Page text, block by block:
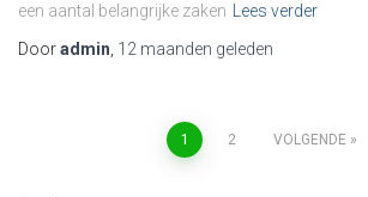
een aantal belangrijke zaken
Lees verder
Dooradmin 12 maanden geleden
1 2 VOLGENDE